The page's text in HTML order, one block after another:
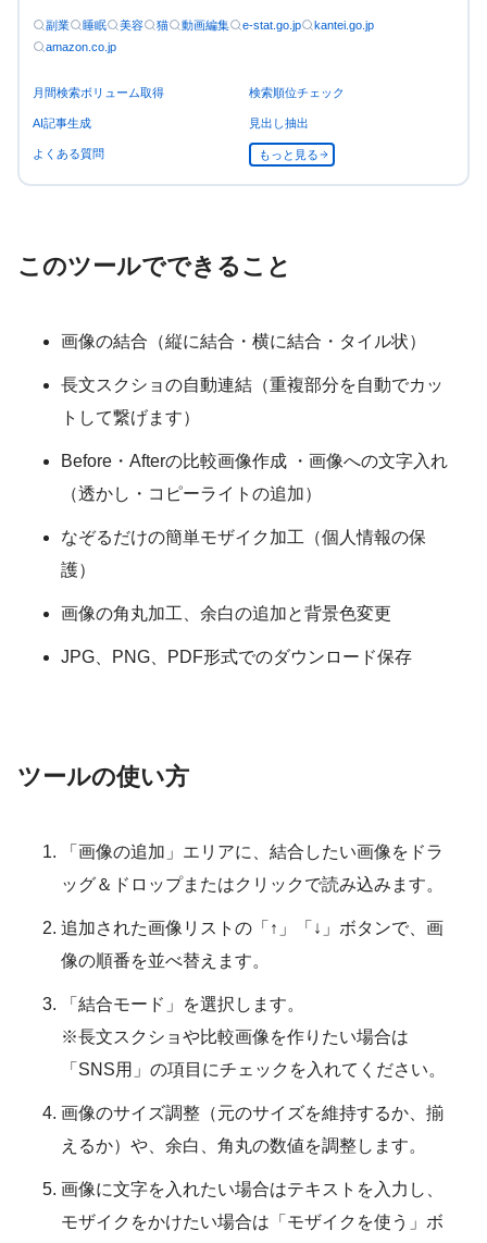
副業 睡眠 美容 猫 動画編集 e-stat.go.jp
kantei.go.jp
amazon.co.jp
月間検索ボリューム取得 検索順位チェック
AI記事生成 見出し抽出
よくある質問 もっと見る
このツールでできること
画像の結合（縦に結合・横に結合・タイル状）
長文スクショの自動連結（重複部分を自動でカッ
トして繋げます）
Before・Afterの比較画像作成 ・画像への文字入れ
（透かし・コピーライトの追加）
なぞるだけの簡単モザイク加工（個人情報の保
護）
画像の角丸加工、余白の追加と背景色変更
JPG、PNG、PDF形式でのダウンロード保存
ツールの使い方
「画像の追加」エリアに、結合したい画像をドラ
ッグ＆ドロップまたはクリックで読み込みます。
追加された画像リストの「↑」「↓」ボタンで、画
像の順番を並べ替えます。
「結合モード」を選択します。
※長文スクショや比較画像を作りたい場合は
「SNS用」の項目にチェックを入れてください。
画像のサイズ調整（元のサイズを維持するか、揃
えるか）や、余白、角丸の数値を調整します。
画像に文字を入れたい場合はテキストを入力し、
モザイクをかけたい場合は「モザイクを使う」ボ